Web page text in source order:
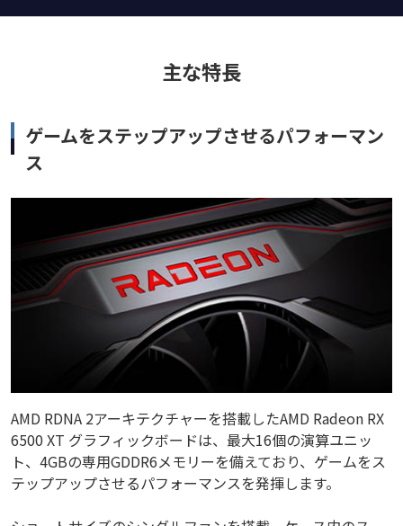
主な特長
ゲームをステップアップさせるパフォーマン
ス
AMD RDNA 2アーキテクチャーを搭載したAMD Radeon RX
6500 XT グラフィックボードは、最大16個の演算ユニッ
ト、4GBの専用GDDR6メモリーを備えており、ゲームをス
テップアップさせるパフォーマンスを発揮します。